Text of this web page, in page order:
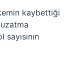
kaybettiği